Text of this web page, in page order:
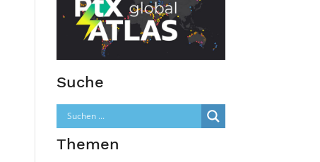
Suche
Themen